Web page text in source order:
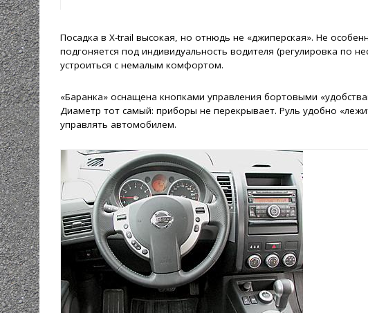
Посадка в X-trail высокая, но отнюдь не «джиперская». Не
подгоняется под индивидуальность водителя (регулировка по
устроиться с немалым комфортом.
«Баранка» оснащена кнопками управления бортовыми
Диаметр тот самый: приборы не перекрывает. Руль удобно
управлять автомобилем.